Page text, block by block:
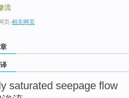
流
页-相关网页
saturated seepage flow